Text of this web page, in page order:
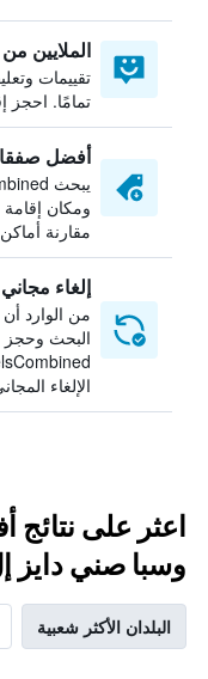
الملايين
تقييمات
تمامًا. احجز
أفضل
ومكان
مقارنة أماكن
إلغاء مجاني
من الوارد
البحث وحجز
الإلغاء
اعثر على
وسبا صني دايز
البلدان الأكثر شعبية